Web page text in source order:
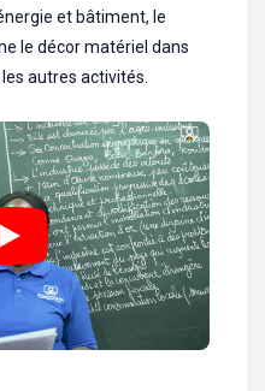
et bâtiment, le
le décor matériel dans
autres activités.